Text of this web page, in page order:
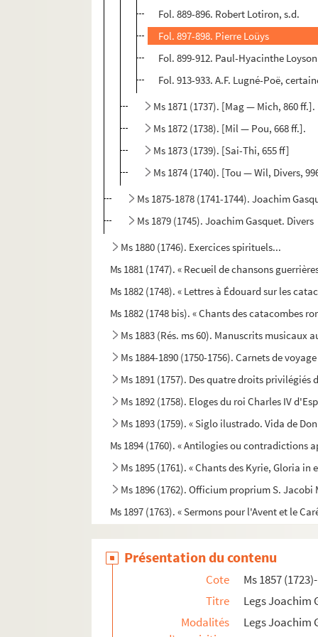
Fol. 889-896. Robert Lotiron, s.d.
Fol. 897-898. Pierre Loüys
Fol. 899-912. Paul-Hyacinthe Loyson
Fol. 913-933. A.F. Lugné-Poë,
Ms 1871 (1737). [Mag — Mich, 860 ff.].
Ms 1872 (1738). [Mil — Pou, 668 ff.].
Ms 1873 (1739). [Sai-Thi, 655 ff]
Ms 1874 (1740). [Tou — Wil, Divers,
Ms 1875-1878 (1741-1744). Joachim
Ms 1879 (1745). Joachim Gasquet. Divers
Ms 1880 (1746). Exercices spirituels...
Ms 1881 (1747). « Recueil de chansons
Ms 1882 (1748). « Lettres à Édouard sur les
Ms 1882 (1748 bis). « Chants des catacombes
Ms 1883 (Rés. ms 60). Manuscrits musicaux
Ms 1884-1890 (1750-1756). Carnets de
Ms 1891 (1757). Des quatre droits
Ms 1892 (1758). Eloges du roi Charles IV
Ms 1893 (1759). « Siglo ilustrado. Vida de
Ms 1894 (1760). « Antilogies ou contradictions
Ms 1895 (1761). « Chants des Kyrie, Gloria
Ms 1896 (1762). Officium proprium S.
Ms 1897 (1763). « Sermons pour l'Avent et le
Ms 1899 (1765). Remarques sur les lettres et
Ms 1900 (1766). Cérémonial des religieuses
Ms 1901 (1767). Goiran. Reflexions sur
Ms 1902 (1768). Goiran. Réflexions sur
Présentation du contenu
Cote
Ms 1857
Titre
Legs Joachim
Modalités
Legs Joachim